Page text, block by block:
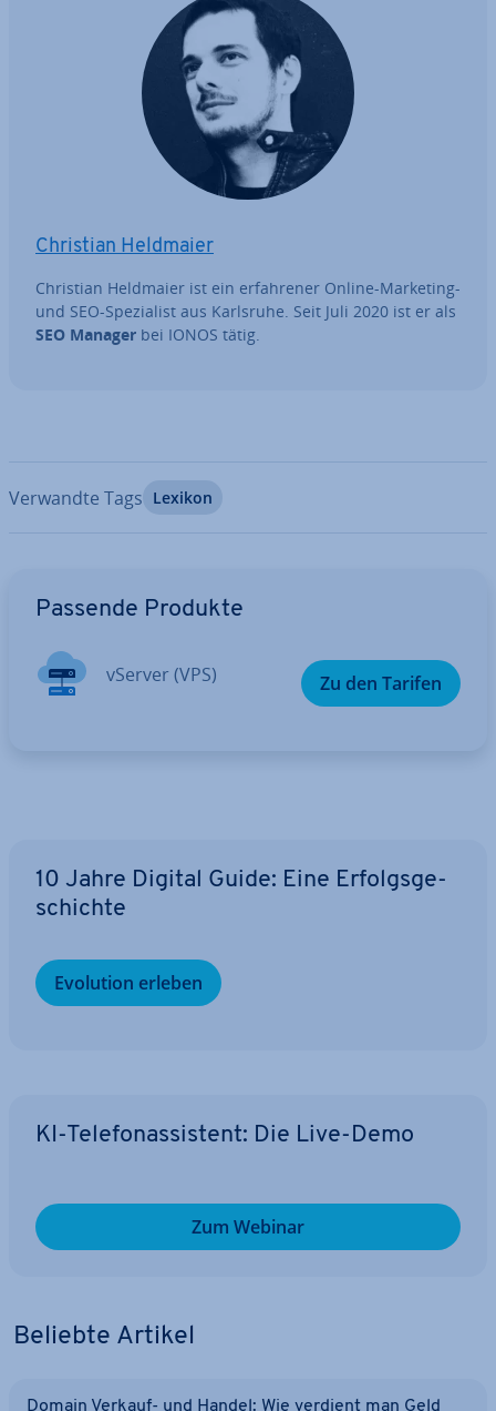
Christian Heldmaier
Christian Heldmaier ist ein er­fah­re­ner Online-Marketing-
und SEO-Spe­zia­list aus Karlsruhe. Seit Juli 2020 ist er als
SEO Manager bei IONOS tätig.
Verwandte Tags Lexikon
Passende Produkte
vServer (VPS) Zu den Tarifen
10 Jahre Digital Guide: Eine Er­folgs­ge­
schich­te
Evolution erleben
KI-Te­le­fon­as­sis­tent: Die Live-Demo
Zum Webinar
Beliebte Artikel
Domain Verkauf- und Handel: Wie verdient man Geld